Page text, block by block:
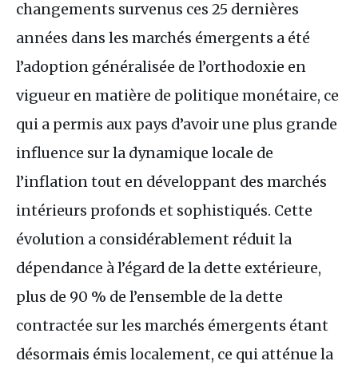
changements survenus ces 25 dernières
années dans les marchés émergents a été
l’adoption généralisée de l’orthodoxie en
vigueur en matière de politique monétaire, ce
qui a permis aux pays d’avoir une plus grande
influence sur la dynamique locale de
l’inflation tout en développant des marchés
intérieurs profonds et sophistiqués. Cette
évolution a considérablement réduit la
dépendance à l’égard de la dette extérieure,
plus de 90 % de l’ensemble de la dette
contractée sur les marchés émergents étant
désormais émis localement, ce qui atténue la